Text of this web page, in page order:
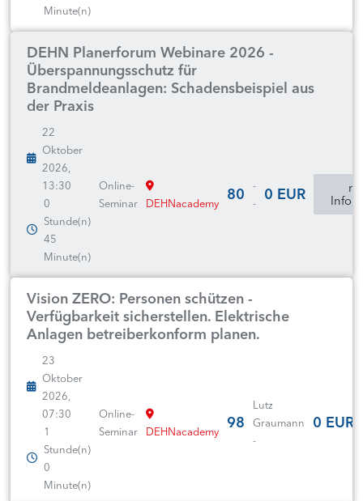
Minute(n)
DEHN Planerforum Webinare 2026 -
Überspannungsschutz für
Brandmeldeanlagen: Schadensbeispiel aus
der Praxis
22
Oktober
2026,
13:30
0
Stunde(n)
45
Minute(n)
Online-
Seminar
DEHNacademy 80
-
-
0 EUR
Vision ZERO: Personen schützen -
Verfügbarkeit sicherstellen. Elektrische
Anlagen betreiberkonform planen.
23
Oktober
2026,
07:30
1
Stunde(n)
0
Minute(n)
Online-
Seminar
DEHNacademy 98
Lutz
Graumann
-
0 EUR